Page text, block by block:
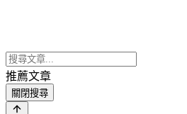
推薦文章
關閉搜尋